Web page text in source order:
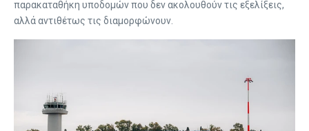
παρακαταθήκη υποδομών που δεν ακολουθούν τις εξελίξεις,
αλλά αντιθέτως τις διαμορφώνουν.